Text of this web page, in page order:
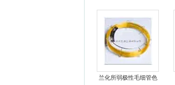
兰化所弱极性毛细管色